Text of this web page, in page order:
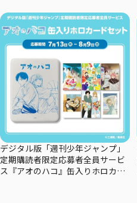
デジタル版「週刊少年ジャンプ」
定期購読者限定応募者全員サービ
ス『アオのハコ』缶入りホロカー